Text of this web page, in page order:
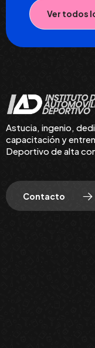
Ver todos
Astucia, ingenio,
capacitación y
Deportivo de alta
Contacto